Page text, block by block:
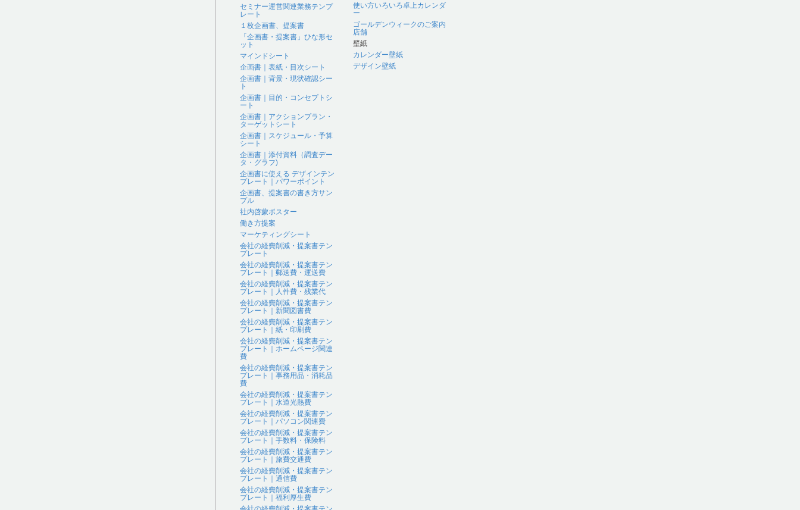
セミナー運営関連業務テンプ
レート
１枚企画書、提案書
「企画書・提案書」ひな形セ
ット
マインドシート
企画書｜表紙・目次シート
企画書｜背景・現状確認シー
ト
企画書｜目的・コンセプトシ
ート
企画書｜アクションプラン・
ターゲットシート
企画書｜スケジュール・予算
シート
企画書｜添付資料（調査デー
タ・グラフ)
企画書に使える デザインテン
プレート｜パワーポイント
企画書、提案書の書き方サン
プル
社内啓蒙ポスター
働き方提案
マーケティングシート
会社の経費削減・提案書テン
プレート
会社の経費削減・提案書テン
プレート｜郵送費・運送費
会社の経費削減・提案書テン
プレート｜人件費・残業代
会社の経費削減・提案書テン
プレート｜新聞図書費
会社の経費削減・提案書テン
プレート｜紙・印刷費
会社の経費削減・提案書テン
プレート｜ホームページ関連
費
会社の経費削減・提案書テン
プレート｜事務用品・消耗品
費
会社の経費削減・提案書テン
プレート｜水道光熱費
会社の経費削減・提案書テン
プレート｜パソコン関連費
会社の経費削減・提案書テン
プレート｜手数料・保険料
会社の経費削減・提案書テン
プレート｜旅費交通費
会社の経費削減・提案書テン
プレート｜通信費
会社の経費削減・提案書テン
プレート｜福利厚生費
使い方いろいろ卓上カレンダ
ー
ゴールデンウィークのご案内
店舗
壁紙
カレンダー壁紙
デザイン壁紙